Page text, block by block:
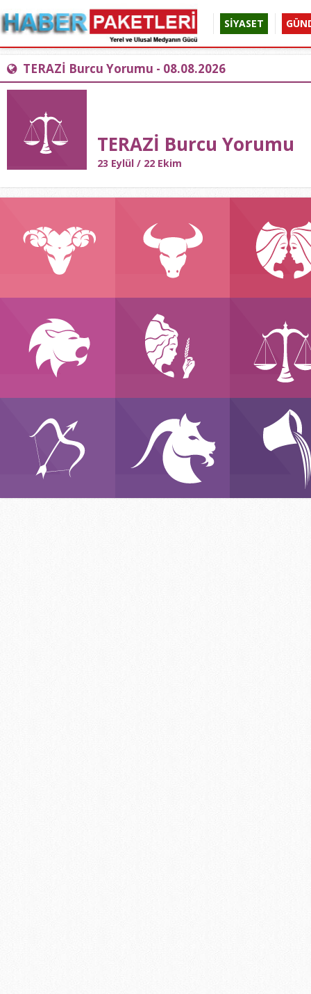
SİYASET
TERAZİ Burcu Yorumu - 08.08.2026
TERAZİ Burcu Yorumu
23 Eylül / 22 Ekim
KOÇ
21 Mart
19 Nisan
BOĞA
20 Nisan
20 Mayıs
21
21
ASLAN
23 Temmuz
22 Ağustos
BAŞAK
23 Ağustos
22 Eylül
23
22
YAY
22 Kasım
21 Aralık
OĞLAK
22 Aralık
19 Ocak
22
19